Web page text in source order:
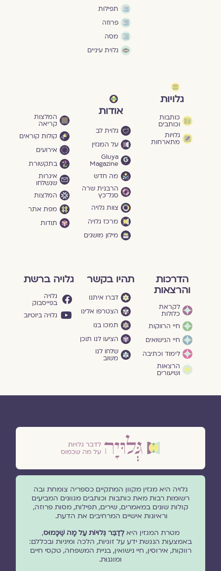
תפילות
פרוזה
מסה
גלוית עיניים
גלויות
כותבות
וכותבים
גלויות
מתארחות
אודות
גלוית לב
על המגזין
Gluya
Magazine
מה חדש
הרבנית שרה
סגל־כץ
צוות גלויה
מרכז גלויה
מילון מושגים
המלצות
קריאה
קולות קוראים
אירועים
בתקשורת
איגרות
שנשלחו
המלצות
מפת אתר
תודות
הדרכות
והרצאות
לקראת
כלולות
חיי הרווקות
חיי הנישואים
לימוד וכתיבה
הרצאות
ושיעורים
תהיו בקשר
דברו איתנו
הצטרפו אלינו
תמכו בנו
הציעו לנו תוכן
שלחו לנו
משוב
גלויה ברשת
גלויה
בפייסבוק
גלויה ביוטיוב
גלויה היא מגזין מקוון המתקיים כספריה צומחת ובה
רשומות רבות מאת כותבות וכותבים מגוונים המביעים
קולות שונים במאמרים, שירים, תפילות, מסות פרוזה,
וראיונות אישיים המרחיבים את הדעת.
מטרת המגזין היאלְדַבֵּר גְּלוּיוֹת עַל מָה שֶׁכָּמוּס,
באמצעות הנגשת ידע על זוגיות, הלכה ומיניות ובכללם:
רווקות, אירוסין, חיי נישואין, בניית המשפחה, טקסי חיים
ומוגנוּת.